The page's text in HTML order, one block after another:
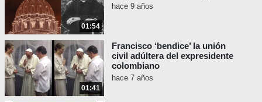
01:54
hace 9 años
01:41
Francisco ‘bendice’ la unión
civil adúltera del expresidente
colombiano
hace 7 años